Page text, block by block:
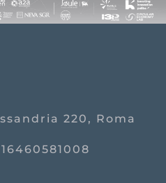
220, Roma